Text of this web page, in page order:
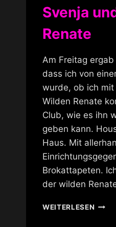
Svenja
Renate
Am Freitag
dass ich von
wurde, ob ich
Wilden Renate
Club, wie es ihn
geben kann.
Haus. Mit
Brokattapeten.
der wilden
WEITERLESEN